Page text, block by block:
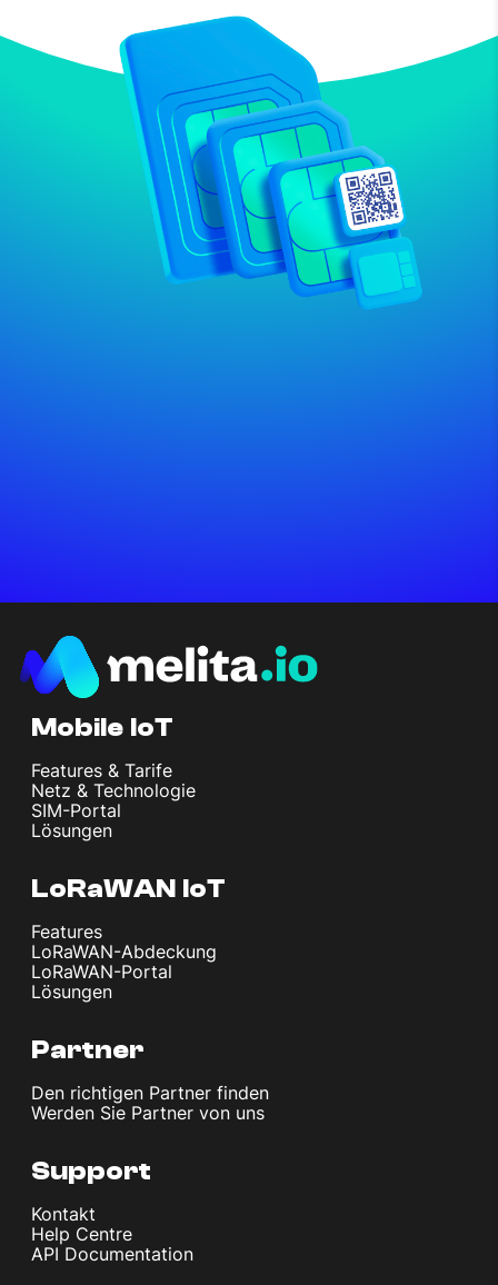
Mobile IoT
Features & Tarife
Netz & Technologie
SIM-Portal
Lösungen
LoRaWAN IoT
Features
LoRaWAN-Abdeckung
LoRaWAN-Portal
Lösungen
Partner
Den richtigen Partner finden
Werden Sie Partner von uns
Support
Kontakt
Help Centre
API Documentation